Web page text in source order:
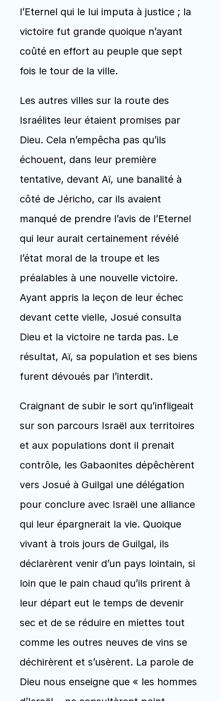
l’Eternel qui le lui imputa à justice ; la
victoire fut grande quoique n’ayant
coûté en effort au peuple que sept
fois le tour de la ville.
Les autres villes sur la route des
Israélites leur étaient promises par
Dieu. Cela n’empêcha pas qu’ils
échouent, dans leur première
tentative, devant Aï, une banalité à
côté de Jéricho, car ils avaient
manqué de prendre l’avis de l’Eternel
qui leur aurait certainement révélé
l’état moral de la troupe et les
préalables à une nouvelle victoire.
Ayant appris la leçon de leur échec
devant cette vielle, Josué consulta
Dieu et la victoire ne tarda pas. Le
résultat, Aï, sa population et ses biens
furent dévoués par l’interdit.
Craignant de subir le sort qu’infligeait
sur son parcours Israël aux territoires
et aux populations dont il prenait
contrôle, les Gabaonites dépêchèrent
vers Josué à Guilgal une délégation
pour conclure avec Israël une alliance
qui leur épargnerait la vie. Quoique
vivant à trois jours de Guilgal, ils
déclarèrent venir d’un pays lointain, si
loin que le pain chaud qu’ils prirent à
leur départ eut le temps de devenir
sec et de se réduire en miettes tout
comme les outres neuves de vins se
déchirèrent et s’usèrent. La parole de
Dieu nous enseigne que « les hommes